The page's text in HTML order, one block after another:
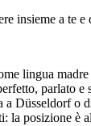
insieme a te
lingua
parlato e
a Düsseldorf o
la posizione è